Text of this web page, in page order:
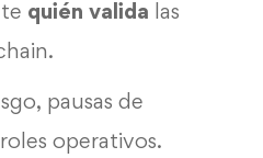
quién valida las
pausas de
operativos.